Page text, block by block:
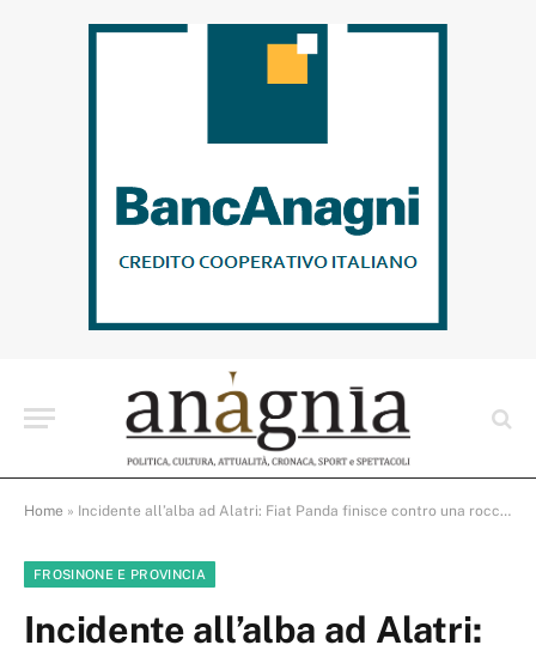
Home » Incidente all’alba ad Alatri: Fiat Panda finisce contro una roccia in via Murette
FROSINONE E PROVINCIA
Incidente all’alba ad Alatri: